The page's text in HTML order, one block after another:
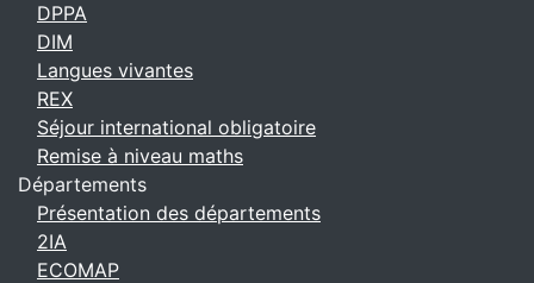
DPPA
DIM
Langues vivantes
REX
Séjour international obligatoire
Remise à niveau maths
Départements
Présentation des départements
2IA
ECOMAP